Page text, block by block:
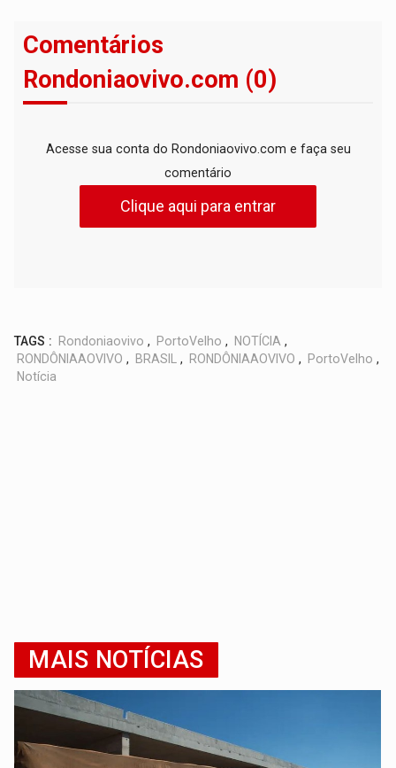
Comentários
Rondoniaovivo.com (0)
Acesse sua conta do Rondoniaovivo.com e faça seu
comentário
Clique aqui para entrar
TAGS : Rondoniaovivo , PortoVelho , NOTÍCIA ,
RONDÔNIAAOVIVO , BRASIL , RONDÔNIAAOVIVO , PortoVelho ,
Notícia
MAIS NOTÍCIAS